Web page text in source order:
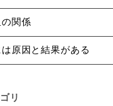
関係
原因と結果がある
リ